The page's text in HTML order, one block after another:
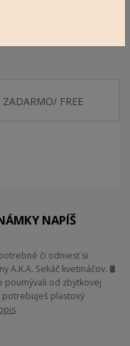
-
NAPÍŠ
či odniesť si
A.K.A. Sekáč kvetináčov. 🛢
poumývali od zbytkovej
potrebuješ plastový